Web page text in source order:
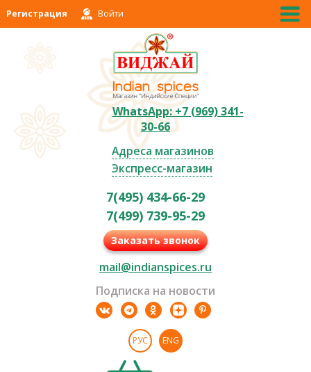
Регистрация Войти
WhatsApp: +7 (969) 341-
30-66
Адреса магазинов
Экспресс-магазин
7(495) 434-66-29
7(499) 739-95-29
Заказать звонок
mail@indianspices.ru
Подписка на новости
РУС ENG